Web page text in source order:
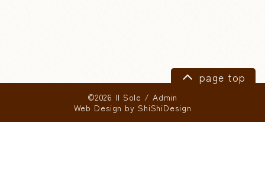
page top
©2026 Il Sole / Admin
Web Design by ShiShiDesign